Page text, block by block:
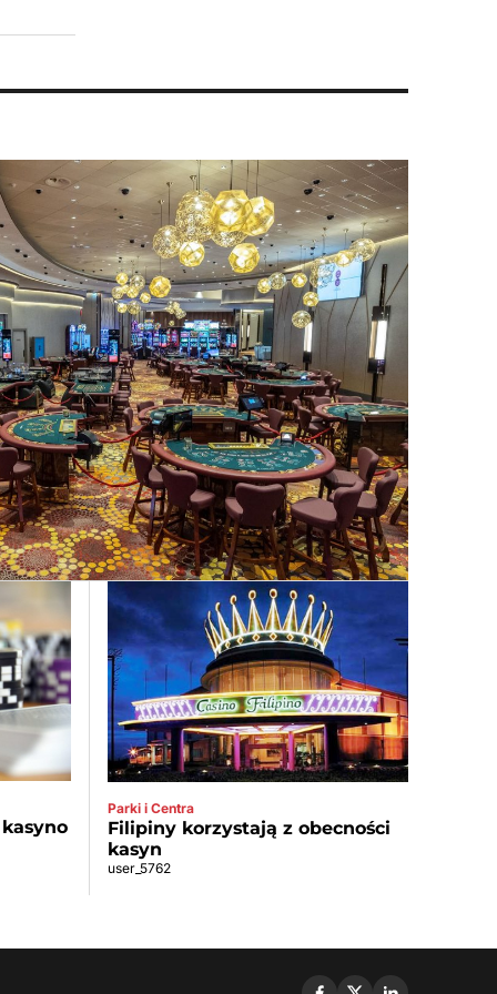
Parki i Centra
Filipiny korzystają z obecności
kasyn
user_5762